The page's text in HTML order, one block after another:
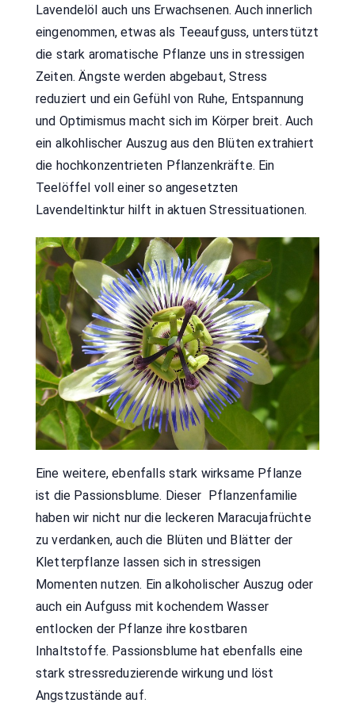
Lavendelöl auch uns Erwachsenen. Auch innerlich
eingenommen, etwas als Teeaufguss, unterstützt
die stark aromatische Pflanze uns in stressigen
Zeiten. Ängste werden abgebaut, Stress
reduziert und ein Gefühl von Ruhe, Entspannung
und Optimismus macht sich im Körper breit. Auch
ein alkohlischer Auszug aus den Blüten extrahiert
die hochkonzentrieten Pflanzenkräfte. Ein
Teelöffel voll einer so angesetzten
Lavendeltinktur hilft in aktuen Stressituationen.
Eine weitere, ebenfalls stark wirksame Pflanze
ist die Passionsblume. Dieser Pflanzenfamilie
haben wir nicht nur die leckeren Maracujafrüchte
zu verdanken, auch die Blüten und Blätter der
Kletterpflanze lassen sich in stressigen
Momenten nutzen. Ein alkoholischer Auszug oder
auch ein Aufguss mit kochendem Wasser
entlocken der Pflanze ihre kostbaren
Inhaltstoffe. Passionsblume hat ebenfalls eine
stark stressreduzierende wirkung und löst
Angstzustände auf.